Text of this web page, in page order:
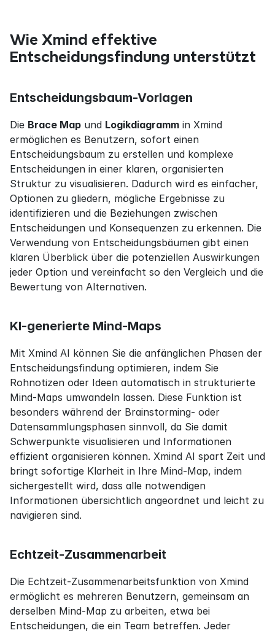
Wie Xmind effektive
Entscheidungsfindung unterstützt
Entscheidungsbaum-Vorlagen
Die Brace Map und Logikdiagramm in Xmind
ermöglichen es Benutzern, sofort einen
Entscheidungsbaum zu erstellen und komplexe
Entscheidungen in einer klaren, organisierten
Struktur zu visualisieren. Dadurch wird es einfacher,
Optionen zu gliedern, mögliche Ergebnisse zu
identifizieren und die Beziehungen zwischen
Entscheidungen und Konsequenzen zu erkennen. Die
Verwendung von Entscheidungsbäumen gibt einen
klaren Überblick über die potenziellen Auswirkungen
jeder Option und vereinfacht so den Vergleich und die
Bewertung von Alternativen.
KI-generierte Mind-Maps
Mit Xmind AI können Sie die anfänglichen Phasen der
Entscheidungsfindung optimieren, indem Sie
Rohnotizen oder Ideen automatisch in strukturierte
Mind-Maps umwandeln lassen. Diese Funktion ist
besonders während der Brainstorming- oder
Datensammlungsphasen sinnvoll, da Sie damit
Schwerpunkte visualisieren und Informationen
effizient organisieren können. Xmind AI spart Zeit und
bringt sofortige Klarheit in Ihre Mind-Map, indem
sichergestellt wird, dass alle notwendigen
Informationen übersichtlich angeordnet und leicht zu
navigieren sind.
Echtzeit-Zusammenarbeit
Die Echtzeit-Zusammenarbeitsfunktion von Xmind
ermöglicht es mehreren Benutzern, gemeinsam an
derselben Mind-Map zu arbeiten, etwa bei
Entscheidungen, die ein Team betreffen. Jeder